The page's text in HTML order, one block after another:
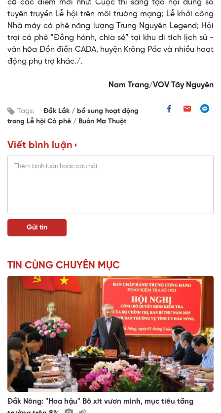
có các điểm mới như: Cuộc thi sáng tạo nội dung số
tuyên truyền Lễ hội trên môi trường mạng; Lễ khởi công
Nhà máy cà phê năng lượng Trung Nguyên Legend; Hội
trại cà phê “Đồng hành, chia sẻ” tại khu di tích lịch sử -
văn hóa Đồn điền CADA, huyện Krông Pắc và nhiều hoạt
động phụ trợ khác./.
Nam Trang/VOV Tây Nguyên
Tags: Đắk Lắk
bổ sung hoạt động
trong Lễ hội Cà phê
Buôn Ma Thuột
Viết bình luận
TIN CÙNG CHUYÊN MỤC
Đắk Nông: "Hoa hậu" Bô xít vươn mình, mục tiêu tăng